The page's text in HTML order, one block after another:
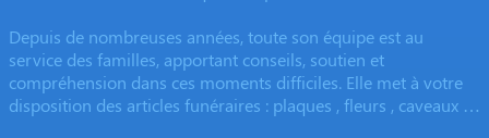
Depuis de nombreuses années, toute son équipe est au
service des familles, apportant conseils, soutien et
compréhension dans ces moments difficiles. Elle met à votre
disposition des articles funéraires : plaques , fleurs , caveaux …